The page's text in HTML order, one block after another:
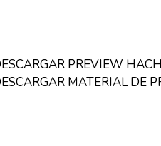
PREVIEW
MATERIAL DE